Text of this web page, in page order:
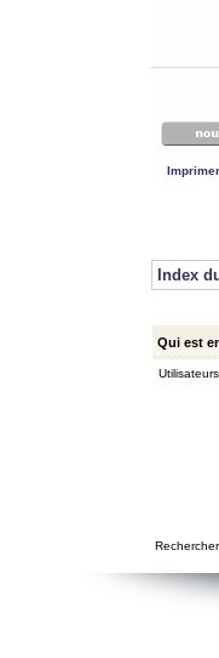
Imprimer
Index
Qui est